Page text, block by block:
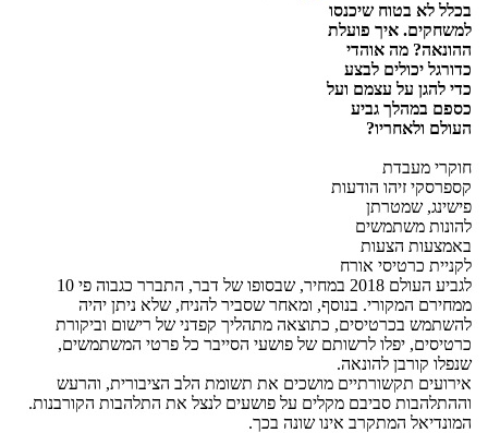
בכלל לא בטוח שיכנסו
למשחקים. איך פועלת
ההונאה? מה אוהדי
כדורגל יכולים לבצע
כדי להגן על עצמם ועל
כספם במהלך גביע
העולם ולאחריו?
חוקרי מעבדת
קספרסקי זיהו הודעות
פישינג, שמטרתן
להונות משתמשים
באמצעות הצעות
לקניית כרטיסי אורח
לגביע העולם 2018 במחיר, שבסופו של דבר, התברר כגבוה פי 10
ממחירם המקורי. בנוסף, ומאחר שסביר להניח, שלא ניתן יהיה
להשתמש בכרטיסים, כתוצאה מתהליך קפדני של רישום וביקורת
כרטיסים, יפלו לרשותם של פושעי הסייבר כל פרטי המשתמשים,
שנפלו קורבן להונאה.
אירועים תקשורתיים מושכים את תשומת הלב הציבורית, והרעש
וההתלהבות סביבם מקלים על פושעים לנצל את התלהבות הקורבנות.
המונדיאל המתקרב אינו שונה בכך.